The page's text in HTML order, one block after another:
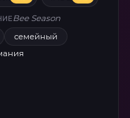
драме о цене
слов.
Bee Season
семейный